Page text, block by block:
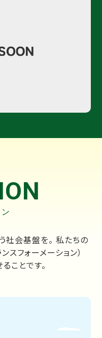
社会基盤を。 私たちの
スフォーメーション）
ことです。